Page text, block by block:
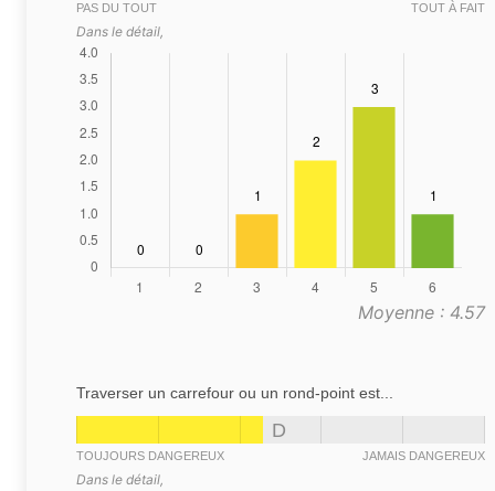
PAS DU TOUT TOUT À FAIT
Dans le détail,
Moyenne : 4.57
Traverser un carrefour ou un rond-point est...
D
TOUJOURS DANGEREUX JAMAIS DANGEREUX
Dans le détail,